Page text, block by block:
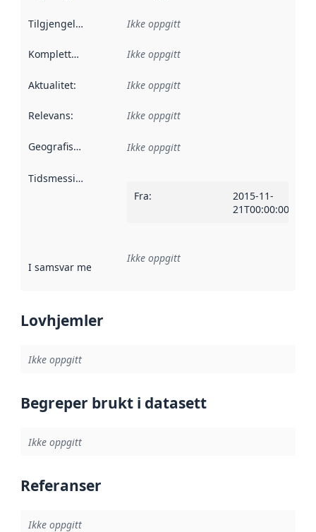
Tilgjengelighet Ikke oppgitt
Kompletthet Ikke oppgitt
Aktualitet: Ikke oppgitt
Relevans: Ikke oppgitt
Geografisk avgrensning :
Ikke oppgitt
Tidsmessig avgrensning
Fra:
2015-11-
21T00:00:00Z
I samsvar med Referanse til en implementasjonsregel
Ikke oppgitt
Lovhjemler
Ikke oppgitt
Begreper brukt i datasett
Ikke oppgitt
Referanser
Ikke oppgitt